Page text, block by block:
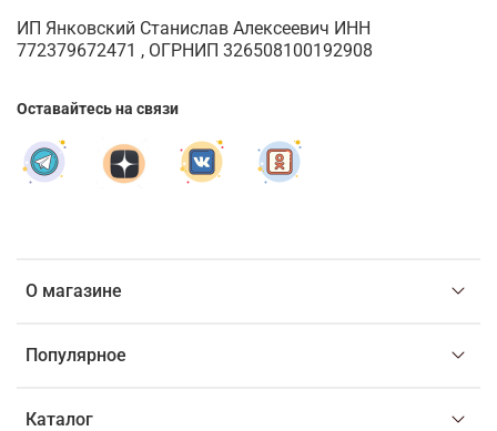
О магазине
Популярное
Каталог
ИП Янковский Станислав Алексеевич ИНН
772379672471 , ОГРНИП 326508100192908
Оставайтесь на связи